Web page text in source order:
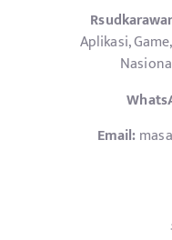
Aplikasi,
Email: